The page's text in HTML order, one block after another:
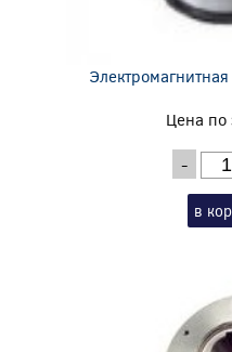
Цена по
-
в